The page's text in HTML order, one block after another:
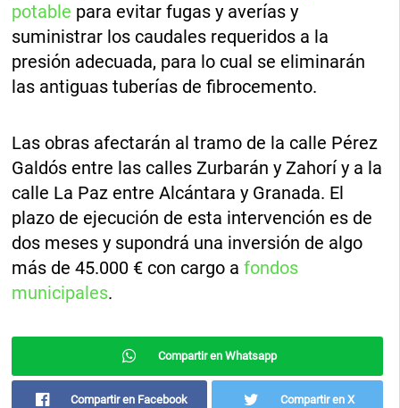
potable para evitar fugas y averías y
suministrar los caudales requeridos a la
presión adecuada, para lo cual se eliminarán
las antiguas tuberías de fibrocemento.
Las obras afectarán al tramo de la calle Pérez
Galdós entre las calles Zurbarán y Zahorí y a la
calle La Paz entre Alcántara y Granada. El
plazo de ejecución de esta intervención es de
dos meses y supondrá una inversión de algo
más de 45.000 € con cargo a fondos
municipales.
Compartir en Whatsapp
Compartir en Facebook Compartir en X